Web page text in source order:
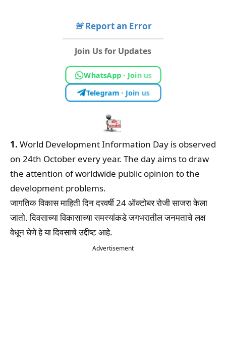
🚨Report an Error
Join Us for Updates
WhatsApp · Join us
Telegram · Join us
1. World Development Information Day is observed
on 24th October every year. The day aims to draw
the attention of worldwide public opinion to the
development problems.
जागतिक विकास माहिती दिन दरवर्षी 24 ऑक्टोबर रोजी साजरा केला
जातो. दिवसाच्या विकासाच्या समस्यांकडे जगभरातील जनमताचे लक्ष
वेधून घेणे हे या दिवसाचे उद्दीष्ट आहे.
Advertisement